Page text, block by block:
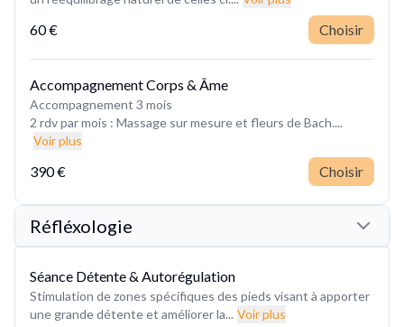
60 € Choisir
Accompagnement Corps & Âme
Accompagnement 3 mois
2 rdv par mois : Massage sur mesure et fleurs de Bach....
Voir plus
390 € Choisir
Réfléxologie
Séance Détente & Autorégulation
Stimulation de zones spécifiques des pieds visant à apporter
une grande détente et améliorer la... Voir plus